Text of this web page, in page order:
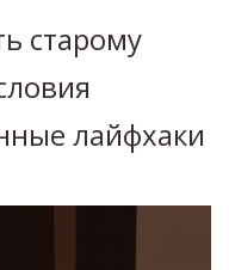
старому
лайфхаки